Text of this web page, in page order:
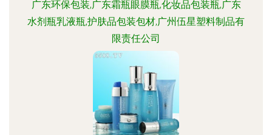
广东环保包装,广东霜瓶眼膜瓶,化妆品包装瓶,广东
水剂瓶乳液瓶,护肤品包装包材,广州伍星塑料制品有
限责任公司